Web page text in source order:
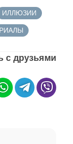
ИЛЛЮЗИИ
с друзьями